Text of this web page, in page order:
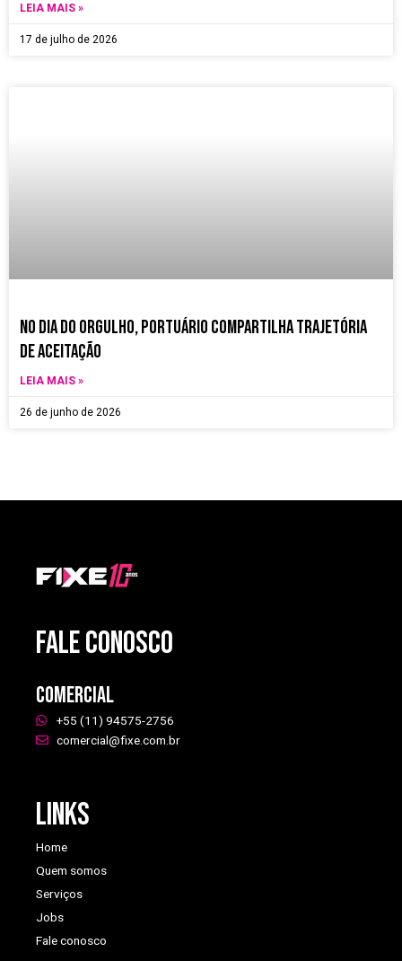
LEIA MAIS »
17 de julho de 2026
no dia do orgulho, Portuário compartilha trajetória
de aceitação
LEIA MAIS »
26 de junho de 2026
FALE CONOSCO
Comercial
+55 (11) 94575-2756
comercial@fixe.com.br
Links
Home
Quem somos
Serviços
Jobs
Fale conosco